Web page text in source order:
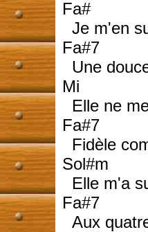
Je m'en
Une
Mi
Elle ne
Fidèle
Elle m'a
Aux